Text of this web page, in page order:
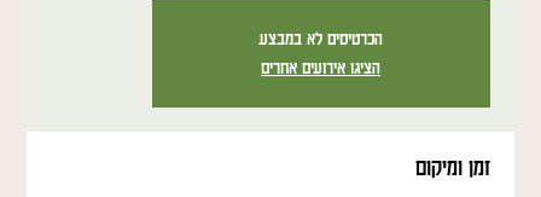
הכרטיסים לא במבצע
הציגו אירועים אחרים
זמן ומיקום